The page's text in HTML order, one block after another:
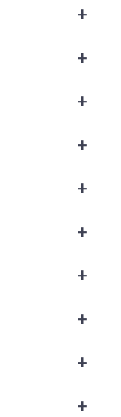
+
+
+
+
+
+
+
+
+
+